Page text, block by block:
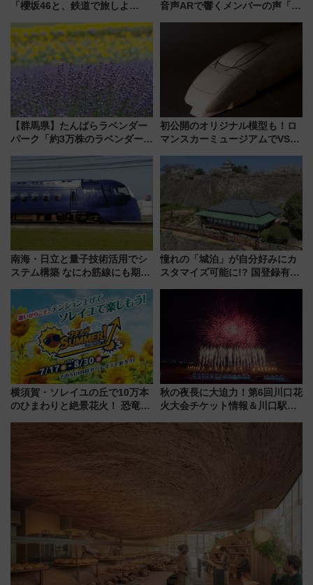
「櫻坂46と、鉄道で旅しよ
潟・長野・庄内へ
音声ARで響くメンバーの声「真
【群馬県】たんばらラベンダー
パーク「約3万株のラベンダー」
で都心から約1時間半で夏の絶景
初公開のオリジナル模型も！ロ
マンスカーミュージアムでVSE
15日スタート
南海・日立と量子技術活用でシ
ステム構築 なにわ筋線にも期待
憧れの「城泊」が自分好みにカ
スタマイズ可能に!? 国登録有形
にオーダーメイド型の宿泊プラ
横須賀・ソレイユの丘で10万本
のひまわりと絶景花火！ 恐竜や
秋の夜長に大迫力！第6回川口花
火大会チケット情報＆川口駅か